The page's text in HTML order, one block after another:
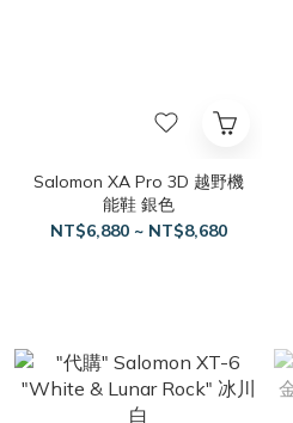
Salomon XA Pro 3D 越野機
能鞋 銀色
NT$6,880 ~ NT$8,680